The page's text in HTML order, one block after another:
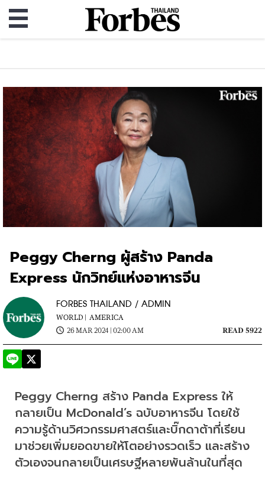
Peggy Cherng ผู้สร้าง Panda
Express นักวิทย์แห่งอาหารจีน
FORBES THAILAND / ADMIN
WORLD | AMERICA
26 MAR 2024 | 02:00 AM
READ 5922
Peggy Cherng สร้าง Panda Express ให้
กลายเป็น McDonald’s ฉบับอาหารจีน โดยใช้
ความรู้ด้านวิศวกรรมศาสตร์และบิ๊กดาต้าที่เรียน
มาช่วยเพิ่มยอดขายให้โตอย่างรวดเร็ว และสร้าง
ตัวเองจนกลายเป็นเศรษฐีหลายพันล้านในที่สุด